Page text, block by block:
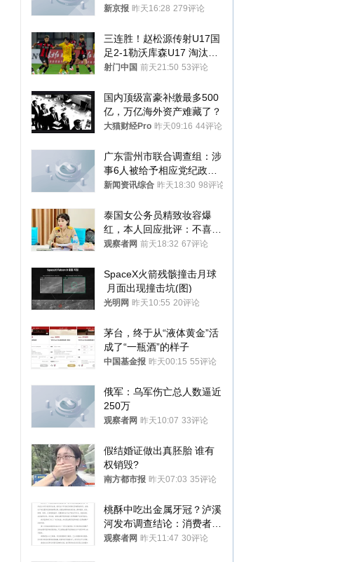
犯罪行为
新京报 昨天16:28 279评论
三连胜！赵松源传射U17国
足2-1勒沃库森U17 淘汰赛
将战河床
射门中国 前天21:50 53评论
国内顶级富豪补缴最多500
亿，万亿海外资产难藏了？
大猫财经Pro 昨天09:16 44评论
广东雷州市联合调查组：涉
事6人被给予相应党纪政务
处分和组织处理
新闻资讯综合 昨天18:30 98评论
泰国女公务员精致妆容爆
红，本人回应批评：不喜欢
就别看
观察者网 前天18:32 67评论
SpaceX火箭残骸撞击月球
月面出现撞击坑(图)
光明网 昨天10:55 20评论
茅台，终于从“液体黄金”活
成了“一瓶酒”的样子
中国基金报 昨天00:15 55评论
俄军：乌军伤亡总人数逼近
250万
观察者网 昨天10:07 33评论
假结婚证做出真胚胎 谁有
权销毁?
南方都市报 昨天07:03 35评论
桃酥中吃出金属牙冠？泸溪
河发布调查结论：消费者已
澄清，所发视频情况不属实
观察者网 昨天11:47 30评论